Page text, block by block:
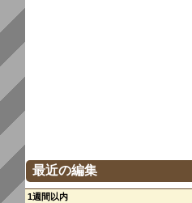
最近の編集
1週間以内